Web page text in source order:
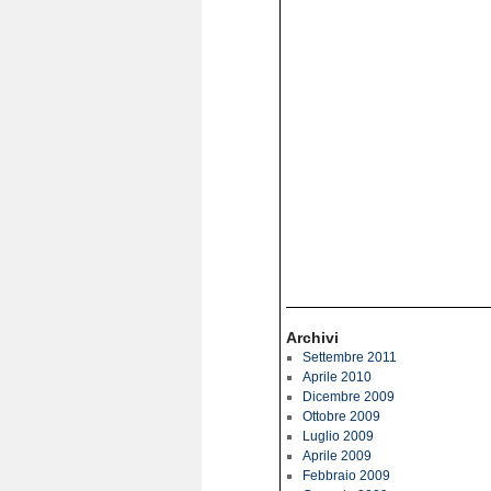
Archivi
Settembre 2011
Aprile 2010
Dicembre 2009
Ottobre 2009
Luglio 2009
Aprile 2009
Febbraio 2009